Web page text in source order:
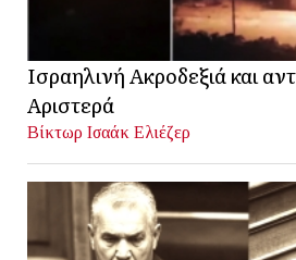
Ισραηλινή Ακροδεξιά και
Αριστερά
Βίκτωρ Ισαάκ Ελιέζερ